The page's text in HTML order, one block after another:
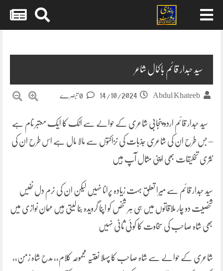
سید حبدار قائم باکمال شاعر
Abdul Khateeb
14/10/2024
سید حبدار قائم اردو پنجابی شاعری کے حوالے سے اٹک کا ایک معتبر نام ہے
– جس طرح ان کی شاعری جذبات کی نزاکتوں سے مالا مال ہے اس طرح ان کی
نثری تخلیقات بھی اپنی مثال آپ ہیں
سید حبدار قائم سے میرا تعلق بہت زیادہ پرانا نہیں لیکن ان کی نرم دل نفیس
شخصیت دو چار ملاقاتوں میں ہی ہر شخص کو اپنا گرویدہ بنا لیتی ہیں مہمان نوازی میں
بھی شاہ صاحب کی سخاوت کا کوئی ثانی نہیں
شاعری کے حوالے سے شاہ صاحب کا پہلا نعتیہ مجموعہ کلام،، مدح شاہ زمن،،